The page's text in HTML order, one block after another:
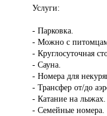
Услуги:
- Парковка.
- Можно с
- Круглосуточная
- Сауна.
- Номера для
- Трансфер от/до
- Катание на лыжах.
- Семейные номера.